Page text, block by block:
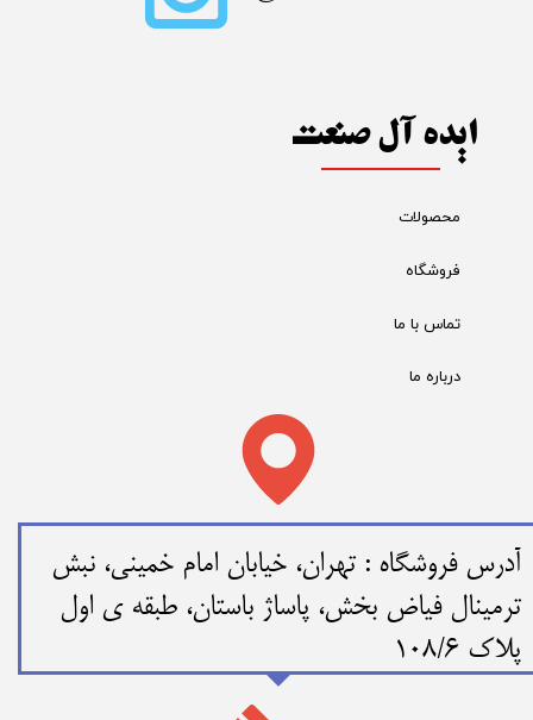
ایده آل صنعت
محصولات
فروشگاه
تماس با ما
درباره ما
​​آدرس فروشگاه : تهران، خیابان امام خمینی، نبش
ترمینال فیاض بخش، پاساژ باستان، طبقه ی اول
پلاک 108/6